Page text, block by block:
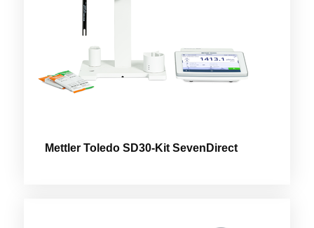
Mettler Toledo SD30-Kit SevenDirect